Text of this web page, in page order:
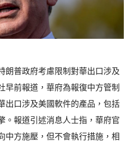
朗普政府考慮限制對華出口涉及
早前報道，華府為報復中方管制
出口涉及美國軟件的產品，包括
。報道引述消息人士指，華府官
中方施壓，但不會執行措施，相